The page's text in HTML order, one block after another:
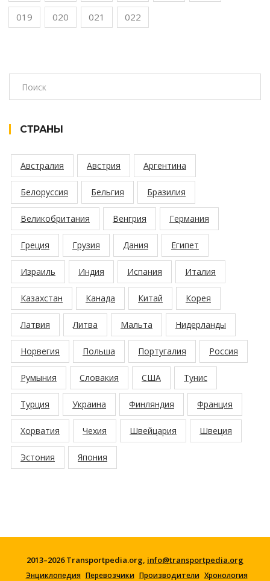
019 020 021 022
СТРАНЫ
Австралия Австрия Аргентина
Белоруссия Бельгия Бразилия
Великобритания Венгрия Германия
Греция Грузия Дания Египет
Израиль Индия Испания Италия
Казахстан Канада Китай Корея
Латвия Литва Мальта Нидерланды
Норвегия Польша Португалия Россия
Румыния Словакия США Тунис
Турция Украина Финляндия Франция
Хорватия Чехия Швейцария Швеция
Эстония Япония
2013–2026 Transportpedia.org, info@transportpedia.org
Энциклопедия Перевозчики Производители Хронология